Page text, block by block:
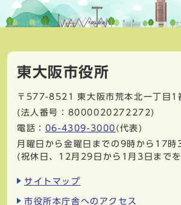
東大阪市役所
〒577-8521
東大阪市荒本北一丁目1
(法人番号：8000020272272)
電話： 06-4309-3000 (代表)
月曜日から金曜日までの9時から17時
(祝休日、12月29日から1月3日まで
サイトマップ
市役所本庁舎へのアクセス